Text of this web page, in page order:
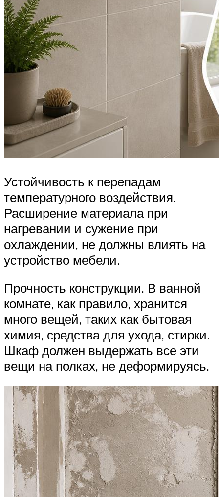
Устойчивость к перепадам
температурного воздействия.
Расширение материала при
нагревании и сужение при
охлаждении, не должны влиять на
устройство мебели.
Прочность конструкции. В ванной
комнате, как правило, хранится
много вещей, таких как бытовая
химия, средства для ухода, стирки.
Шкаф должен выдержать все эти
вещи на полках, не деформируясь.